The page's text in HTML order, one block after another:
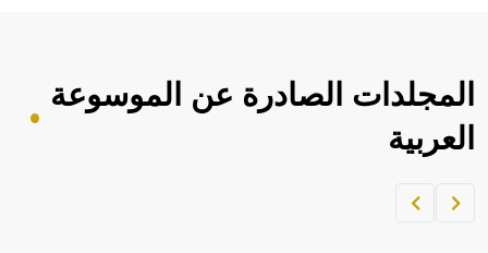
المجلدات الصادرة عن الموسوعة
العربية